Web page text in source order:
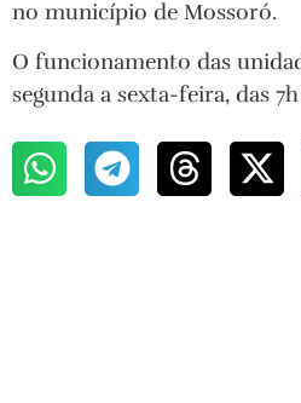
no município de Mossoró.
O funcionamento das
segunda a sexta-feira, das 7h